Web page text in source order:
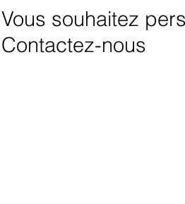
Vous souhaitez
Contactez-nous